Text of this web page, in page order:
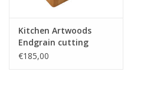
Kitchen Artwoods
Endgrain cutting
made of hornbeam,
€185,00